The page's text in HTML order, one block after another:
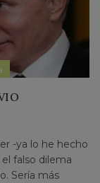
-ya lo he hecho
falso dilema
Sería más